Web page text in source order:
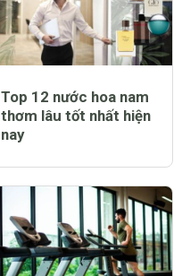
Top 12 nước hoa nam
thơm lâu tốt nhất hiện
nay